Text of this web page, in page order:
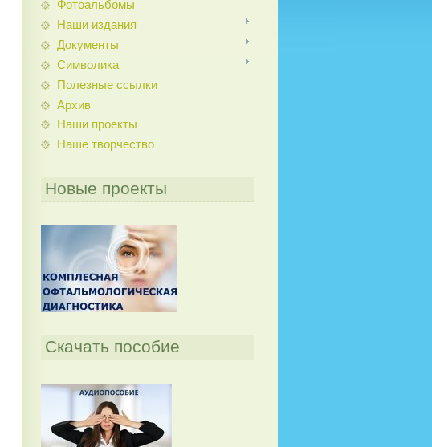
Фотоальбомы
Наши издания
Документы
Символика
Полезные ссылки
Архив
Наши проекты
Наше творчество
Новые проекты
Скачать пособие